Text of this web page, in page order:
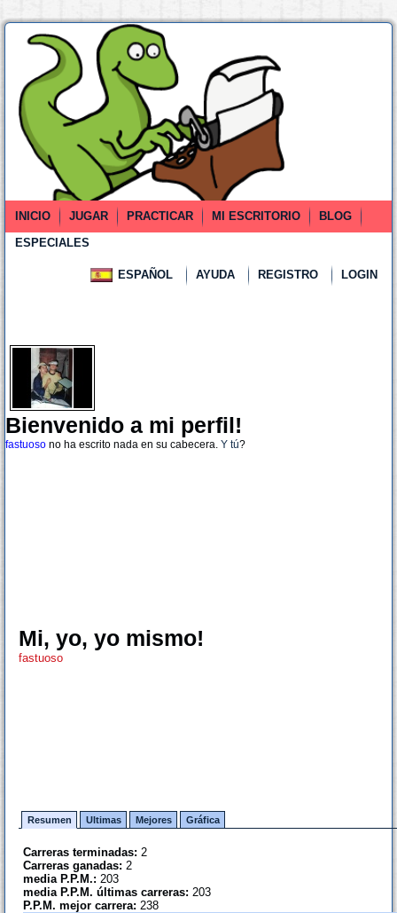
INICIO JUGAR PRACTICAR MI ESCRITORIO
BLOG
ESPECIALES
ESPAÑOL AYUDA REGISTRO LOGIN
Bienvenido a mi perfil!
fastuoso no ha escrito nada en su cabecera. Y tú?
Mi, yo, yo mismo!
fastuoso
Resumen Ultimas Mejores Gráfica
Carreras terminadas: 2
Carreras ganadas: 2
media P.P.M.: 203
media P.P.M. últimas carreras: 203
P.P.M. mejor carrera: 238